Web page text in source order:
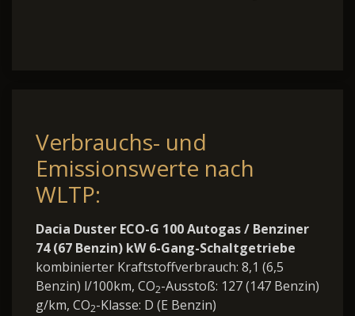
Verbrauchs- und
Emissionswerte nach
WLTP:
Dacia Duster ECO-G 100 Autogas / Benziner
74 (67 Benzin) kW 6-Gang-Schaltgetriebe
kombinierter Kraftstoffverbrauch: 8,1 (6,5
Benzin) l/100km, CO2-Ausstoß: 127 (147 Benzin)
g/km, CO2-Klasse: D (E Benzin)